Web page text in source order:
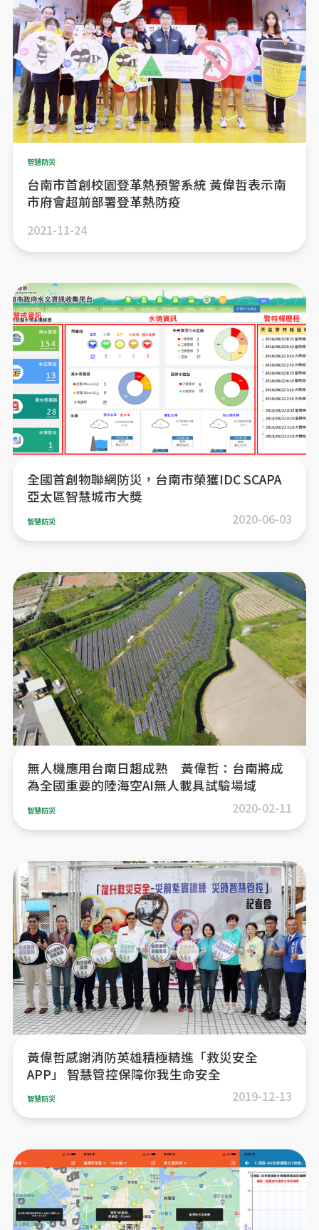
台南市首創校園登革熱預警系統 黃偉哲表示南
市府會超前部署登革熱防疫
智慧防災
2021-11-24
全國首創物聯網防災，台南市榮獲IDC SCAPA
亞太區智慧城市大獎
智慧防災 2020-06-03
無人機應用台南日趨成熟 黃偉哲：台南將成
為全國重要的陸海空AI無人載具試驗場域
智慧防災 2020-02-11
黃偉哲感謝消防英雄積極精進「救災安全
APP」 智慧管控保障你我生命安全
智慧防災 2019-12-13